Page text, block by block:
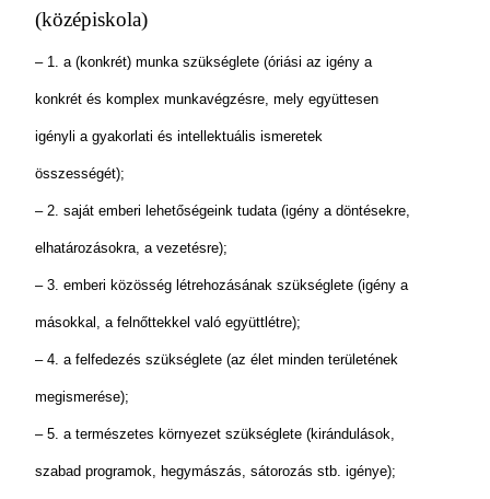
(középiskola)
– 1. a (konkrét) munka szükséglete (óriási az igény a
konkrét és komplex munkavégzésre, mely együttesen
igényli a gyakorlati és intellektuális ismeretek
összességét);
– 2. saját emberi lehetőségeink tudata (igény a döntésekre,
elhatározásokra, a vezetésre);
– 3. emberi közösség létrehozásának szükséglete (igény a
másokkal, a felnőttekkel való együttlétre);
– 4. a felfedezés szükséglete (az élet minden területének
megismerése);
– 5. a természetes környezet szükséglete (kirándulások,
szabad programok, hegymászás, sátorozás stb. igénye);